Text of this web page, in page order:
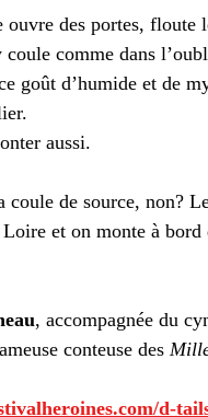
des portes, floute
comme dans
goût d’humide et de
aussi.
de source, non?
et on monte à bord
, accompagnée du
conteuse des
d-